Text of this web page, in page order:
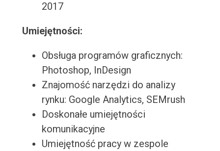
2017
Umiejętności:
Obsługa programów graficznych:
Photoshop, InDesign
Znajomość narzędzi do analizy
rynku: Google Analytics, SEMrush
Doskonałe umiejętności
komunikacyjne
Umiejętność pracy w zespole